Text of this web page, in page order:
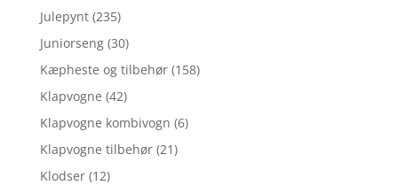
Julepynt (235)
Juniorseng (30)
Kæpheste og tilbehør (158)
Klapvogne (42)
Klapvogne kombivogn (6)
Klapvogne tilbehør (21)
Klodser (12)